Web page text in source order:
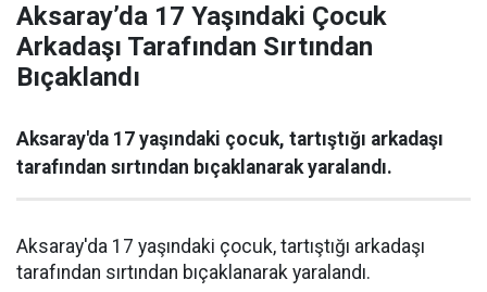
Aksaray’da 17 Yaşındaki Çocuk
Arkadaşı Tarafından Sırtından
Bıçaklandı
Aksaray'da 17 yaşındaki çocuk, tartıştığı arkadaşı
tarafından sırtından bıçaklanarak yaralandı.
Aksaray'da 17 yaşındaki çocuk, tartıştığı arkadaşı
tarafından sırtından bıçaklanarak yaralandı.